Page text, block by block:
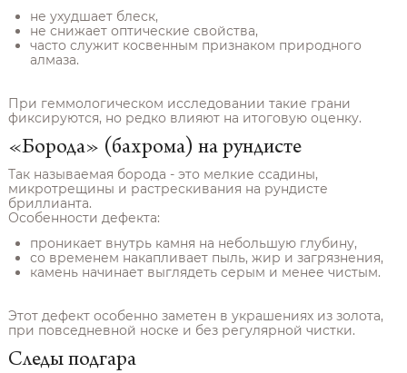
не ухудшает блеск,
не снижает оптические свойства,
часто служит косвенным признаком природного
алмаза.
При геммологическом исследовании такие грани
фиксируются, но редко влияют на итоговую оценку.
«Борода» (бахрома) на рундисте
Так называемая борода - это мелкие ссадины,
микротрещины и растрескивания на рундисте
бриллианта.
Особенности дефекта:
проникает внутрь камня на небольшую глубину,
со временем накапливает пыль, жир и загрязнения,
камень начинает выглядеть серым и менее чистым.
Этот дефект особенно заметен в украшениях из золота,
при повседневной носке и без регулярной чистки.
Следы подгара